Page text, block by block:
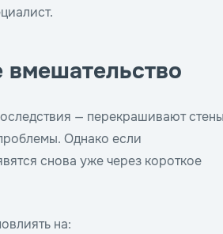
— перекрашивают
Однако если
снова уже через короткое
на: